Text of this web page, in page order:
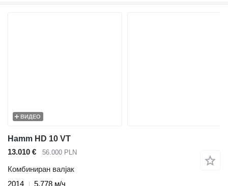
ВИДЕО
Hamm HD 10 VT
13.010 €
56.000 PLN
Комбиниран валјак
2014
5.778 м/ч